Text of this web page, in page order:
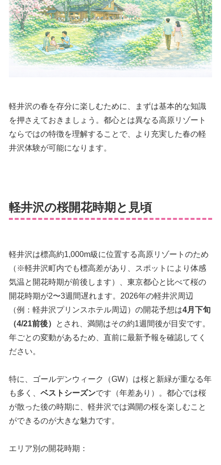
軽井沢の春を存分に楽しむために、まずは基本的な知識
を押さえておきましょう。都心とは異なる高原リゾート
ならではの特徴を理解することで、より充実した春の軽
井沢体験が可能になります。
軽井沢の桜開花時期と見頃
軽井沢は標高約1,000m級に位置する高原リゾートのため
（※軽井沢町内でも標高差があり、スポットにより体感
気温と開花時期が前後します）、東京都心と比べて桜の
開花時期が2〜3週間遅れます。2026年の軽井沢周辺
（例：軽井沢プリンスホテル周辺）の開花予想は4月下旬
（4/21前後）
とされ、満開はその約1週間後が目安です。
年ごとの変動があるため、直前に最新予報を確認してく
ださい。
特に、ゴールデンウィーク（GW）は桜と新緑が重なる年
も多く、 ベストシーズンです（年差あり）。都心では桜
が散った後の時期に、軽井沢では満開の桜を楽しむこと
ができるのが大きな魅力です。
エリア別の開花時期：